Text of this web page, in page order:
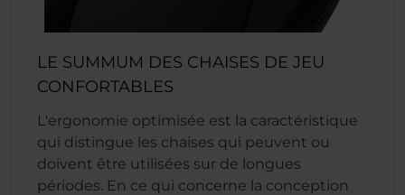
LE SUMMUM DES CHAISES DE JEU
CONFORTABLES
L'ergonomie optimisée est la caractéristique
qui distingue les chaises qui peuvent ou
doivent être utilisées sur de longues
périodes. En ce qui concerne la conception